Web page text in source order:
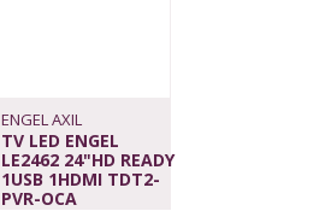
ENGEL AXIL
TV LED ENGEL
LE2462 24"HD READY
1USB 1HDMI TDT2-
PVR-OCA